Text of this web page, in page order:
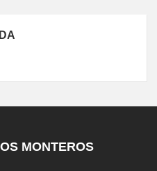
MONTEROS